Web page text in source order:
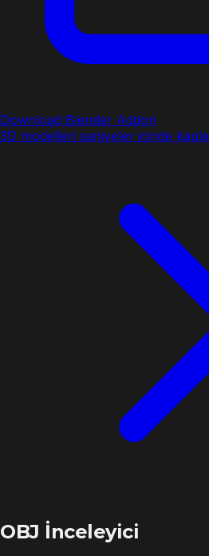
Download Blender Addon
3D modelleri saniyeler içinde kapla
OBJ İnceleyici